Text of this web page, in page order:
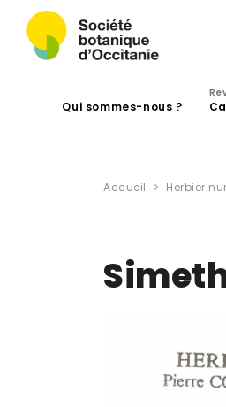
Qui sommes-nous ?
Accueil Herbier